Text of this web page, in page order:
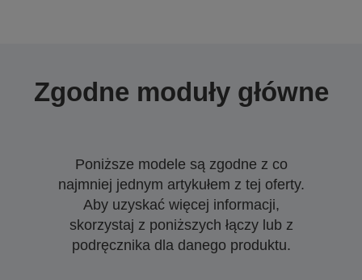
Zgodne moduły główne
Poniższe modele są zgodne z co
najmniej jednym artykułem z tej oferty.
Aby uzyskać więcej informacji,
skorzystaj z poniższych łączy lub z
podręcznika dla danego produktu.